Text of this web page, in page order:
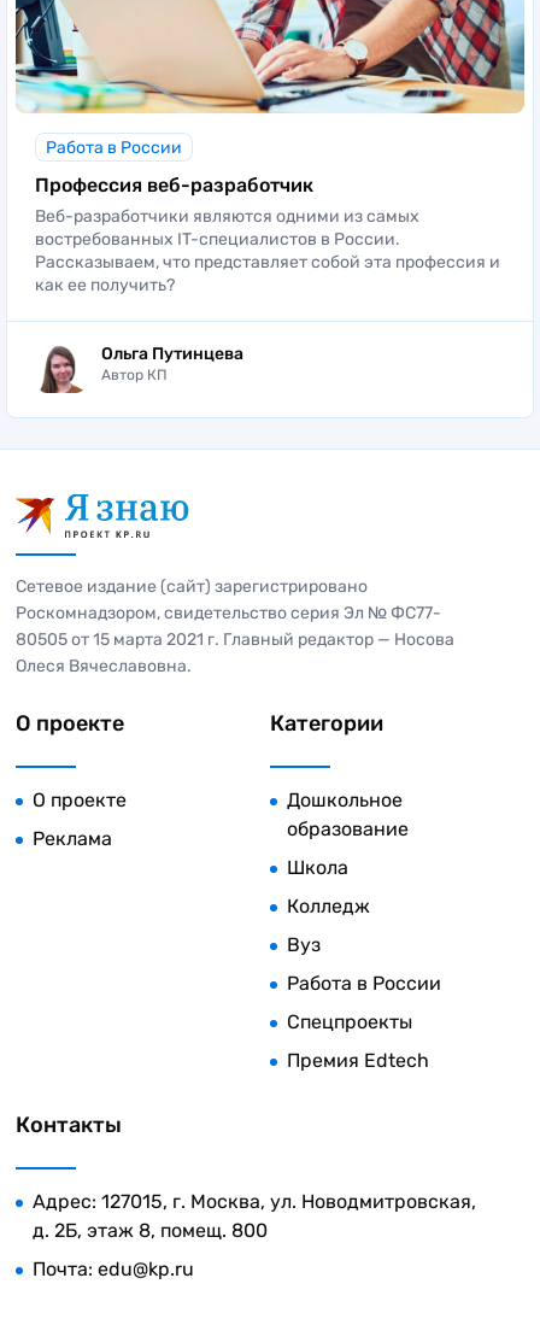
Работа в России
Профессия веб-разработчик
Веб-разработчики являются одними из самых
востребованных IT-специалистов в России.
Рассказываем, что представляет собой эта профессия и
как ее получить?
Ольга Путинцева
Автор КП
Сетевое издание (сайт) зарегистрировано
Роскомнадзором, свидетельство серия Эл № ФС77-
80505 от 15 марта 2021 г. Главный редактор — Носова
Олеся Вячеславовна.
О проекте
О проекте
Реклама
Категории
Дошкольное
образование
Школа
Колледж
Вуз
Работа в России
Спецпроекты
Премия Edtech
Контакты
Адрес: 127015, г. Москва, ул. Новодмитровская,
д. 2Б, этаж 8, помещ. 800
Почта: edu@kp.ru